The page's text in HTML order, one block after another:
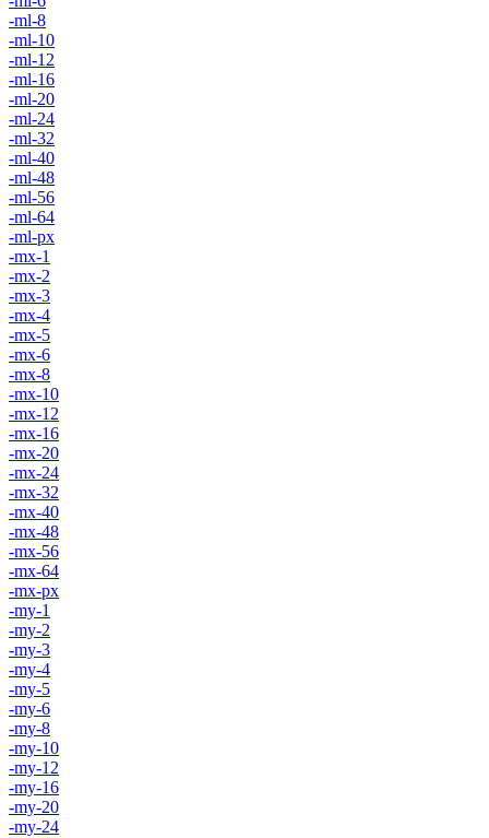
-ml-8
-ml-10
-ml-12
-ml-16
-ml-20
-ml-24
-ml-32
-ml-40
-ml-48
-ml-56
-ml-64
-ml-px
-mx-1
-mx-2
-mx-3
-mx-4
-mx-5
-mx-6
-mx-8
-mx-10
-mx-12
-mx-16
-mx-20
-mx-24
-mx-32
-mx-40
-mx-48
-mx-56
-mx-64
-mx-px
-my-1
-my-2
-my-3
-my-4
-my-5
-my-6
-my-8
-my-10
-my-12
-my-16
-my-20
-my-24